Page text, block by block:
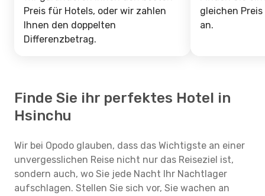
Preis für Hotels, oder wir zahlen
Ihnen den doppelten
Differenzbetrag.
gleichen
an.
Finde Sie ihr perfektes Hotel in
Hsinchu
Wir bei Opodo glauben, dass das Wichtigste an einer
unvergesslichen Reise nicht nur das Reiseziel ist,
sondern auch, wo Sie jede Nacht Ihr Nachtlager
aufschlagen. Stellen Sie sich vor, Sie wachen an